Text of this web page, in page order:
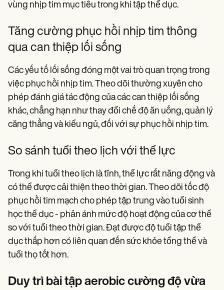
vùng nhịp tim mục tiêu trong khi tập thể dục.
Tăng cường phục hồi nhịp tim thông
qua can thiệp lối sống
Các yếu tố lối sống đóng một vai trò quan trọng trong
việc phục hồi nhịp tim. Theo dõi thường xuyên cho
phép đánh giá tác động của các can thiệp lối sống
khác, chẳng hạn như thay đổi chế độ ăn uống, quản lý
căng thẳng và kiểu ngủ, đối với sự phục hồi nhịp tim.
So sánh tuổi theo lịch với thể lực
Trong khi tuổi theo lịch là tĩnh, thể lực rất năng động và
có thể được cải thiện theo thời gian. Theo dõi tốc độ
phục hồi tim mạch cho phép tập trung vào tuổi sinh
học thể dục - phản ánh mức độ hoạt động của cơ thể
so với tuổi theo thời gian. Đạt được độ tuổi tập thể
dục thấp hơn có liên quan đến sức khỏe tổng thể và
tuổi thọ tốt hơn.
Duy trì bài tập aerobic cường độ vừa